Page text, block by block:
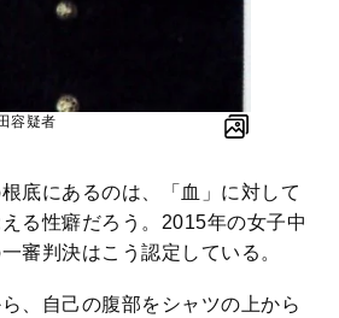
容疑者
底にあるのは、「血」に対して
る性癖だろう。2015年の女子中
審判決はこう認定している。
ら、自己の腹部をシャツの上から